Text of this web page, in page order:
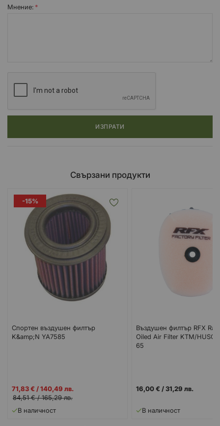
Филтрите са перящи и са за многократна употреба и са
Мнение:
ИЗПРАТИ
Свързани продукти
-15%
Спортен въздушен филтър
K&amp;N YA7585
Промо
цена
71,83 € /140,49 лв.
84,51 €/165,29 лв.
В наличност
Въздушен филтър RFX
Oiled Air Filter KTM/HUSQ/
65
16,00 € /31,29 лв.
В наличност